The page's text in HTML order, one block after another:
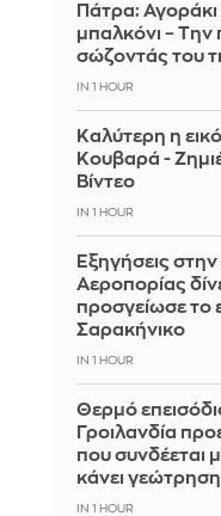
Πάτρα:
μπαλκόνι –
σώζοντάς του
IN 1 HOUR
Καλύτερη η
Κουβαρά -
Βίντεο
IN 1 HOUR
Εξηγήσεις
Αεροπορίας
προσγείωσε το
Σαρακήνικο
IN 1 HOUR
Θερμό
Γροιλανδία
που συνδέεται
κάνει γεώτρηση
IN 1 HOUR